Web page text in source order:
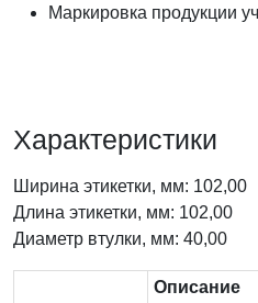
Маркировка продукции
Характеристики
Ширина этикетки, мм: 102,00
Длина этикетки, мм: 102,00
Диаметр втулки, мм: 40,00
Описание